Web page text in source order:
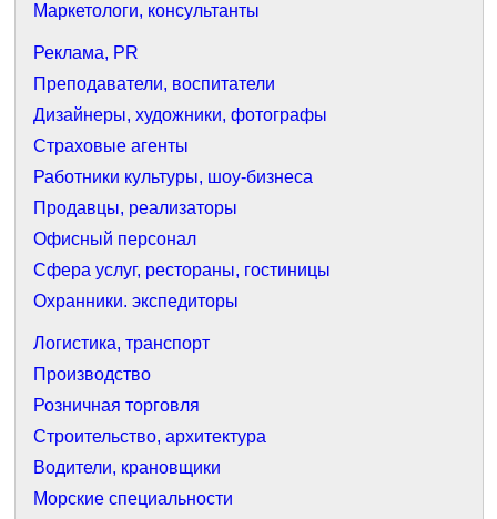
Маркетологи, консультанты
Реклама, PR
Преподаватели, воспитатели
Дизайнеры, художники, фотографы
Страховые агенты
Работники культуры, шоу-бизнеса
Продавцы, реализаторы
Офисный персонал
Сфера услуг, рестораны, гостиницы
Охранники. экспедиторы
Логистика, транспорт
Производство
Розничная торговля
Строительство, архитектура
Водители, крановщики
Морские специальности